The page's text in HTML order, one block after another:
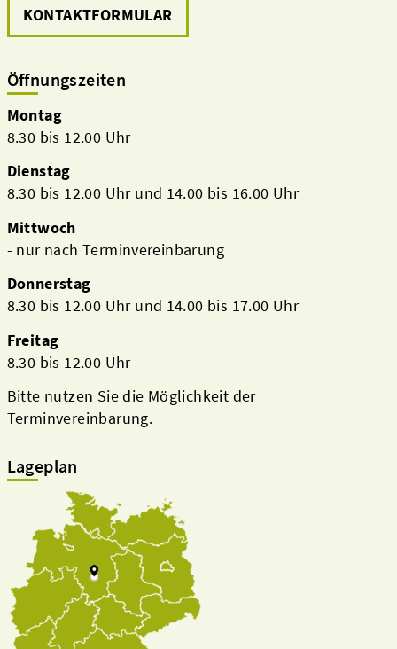
KONTAKTFORMULAR
Öffnungszeiten
Montag
8.30 bis 12.00 Uhr
Dienstag
8.30 bis 12.00 Uhr und 14.00 bis 16.00 Uhr
Mittwoch
- nur nach Terminvereinbarung
Donnerstag
8.30 bis 12.00 Uhr und 14.00 bis 17.00 Uhr
Freitag
8.30 bis 12.00 Uhr
Bitte nutzen Sie die Möglichkeit der
Terminvereinbarung.
Lageplan